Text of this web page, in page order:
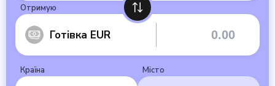
Отримую
Готівка EUR
Країна Місто